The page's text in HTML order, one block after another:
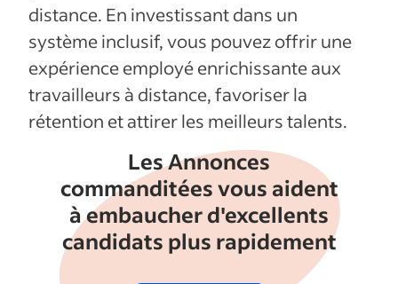
distance. En investissant dans un
système inclusif, vous pouvez offrir une
expérience employé enrichissante aux
travailleurs à distance, favoriser la
rétention et attirer les meilleurs talents.
Les Annonces
commanditées vous aident
à embaucher d'excellents
candidats plus rapidement